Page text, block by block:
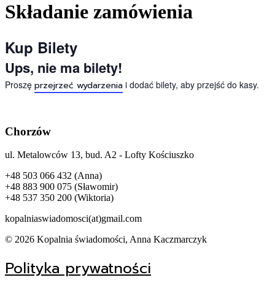
Składanie zamówienia
Kup Bilety
Ups, nie ma bilety!
Proszę przejrzeć wydarzenia i dodać bilety, aby przejść do kasy.
Chorzów
ul. Metalowców 13, bud. A2 - Lofty Kościuszko
+48 503 066 432 (Anna)
+48 883 900 075 (Sławomir)
+48 537 350 200 (Wiktoria)
kopalniaswiadomosci(at)gmail.com
© 2026 Kopalnia świadomości, Anna Kaczmarczyk
Polityka prywatności